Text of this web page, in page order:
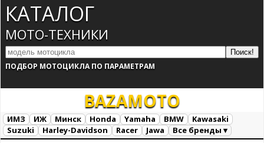
КАТАЛОГ
МОТО-ТЕХНИКИ
ПОДБОР МОТОЦИКЛА ПО ПАРАМЕТРАМ
BAZAMOTO
ИМЗ ИЖ Минск Honda Yamaha BMW
Kawasaki
Suzuki
Harley-Davidson Racer Jawa
Все бренды ▾